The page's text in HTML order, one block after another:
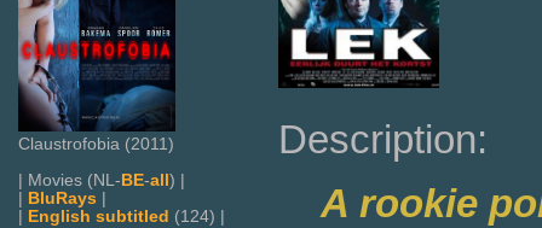
Claustrofobia (2011)
| Movies (NL-BE-all) |
| BluRays |
| English subtitled (124) |
Description:
A rookie